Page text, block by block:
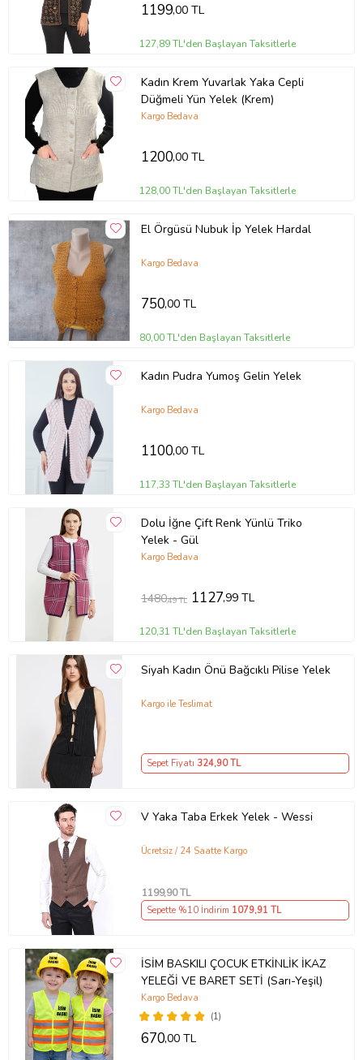
1199,00 TL
127,89 TL'den Başlayan Taksitlerle
Kadın Krem Yuvarlak Yaka Cepli
Düğmeli Yün Yelek (Krem)
Kargo Bedava
1200,00 TL
128,00 TL'den Başlayan Taksitlerle
El Örgüsü Nubuk İp Yelek Hardal
Kargo Bedava
750,00 TL
80,00 TL'den Başlayan Taksitlerle
Kadın Pudra Yumoş Gelin Yelek
Kargo Bedava
1100,00 TL
117,33 TL'den Başlayan Taksitlerle
Dolu İğne Çift Renk Yünlü Triko
Yelek - Gül
Kargo Bedava
1480,49 TL 1127,99 TL
120,31 TL'den Başlayan Taksitlerle
Siyah Kadın Önü Bağcıklı Pilise Yelek
Kargo ile Teslimat
Sepet Fiyatı 324,90 TL
V Yaka Taba Erkek Yelek - Wessi
Ücretsiz / 24 Saatte Kargo
1199,90 TL
Sepette %10 İndirim 1079,91 TL
İSİM BASKILI ÇOCUK ETKİNLİK İKAZ
YELEĞİ VE BARET SETİ (Sarı-Yeşil)
(1)
Kargo Bedava
670,00 TL